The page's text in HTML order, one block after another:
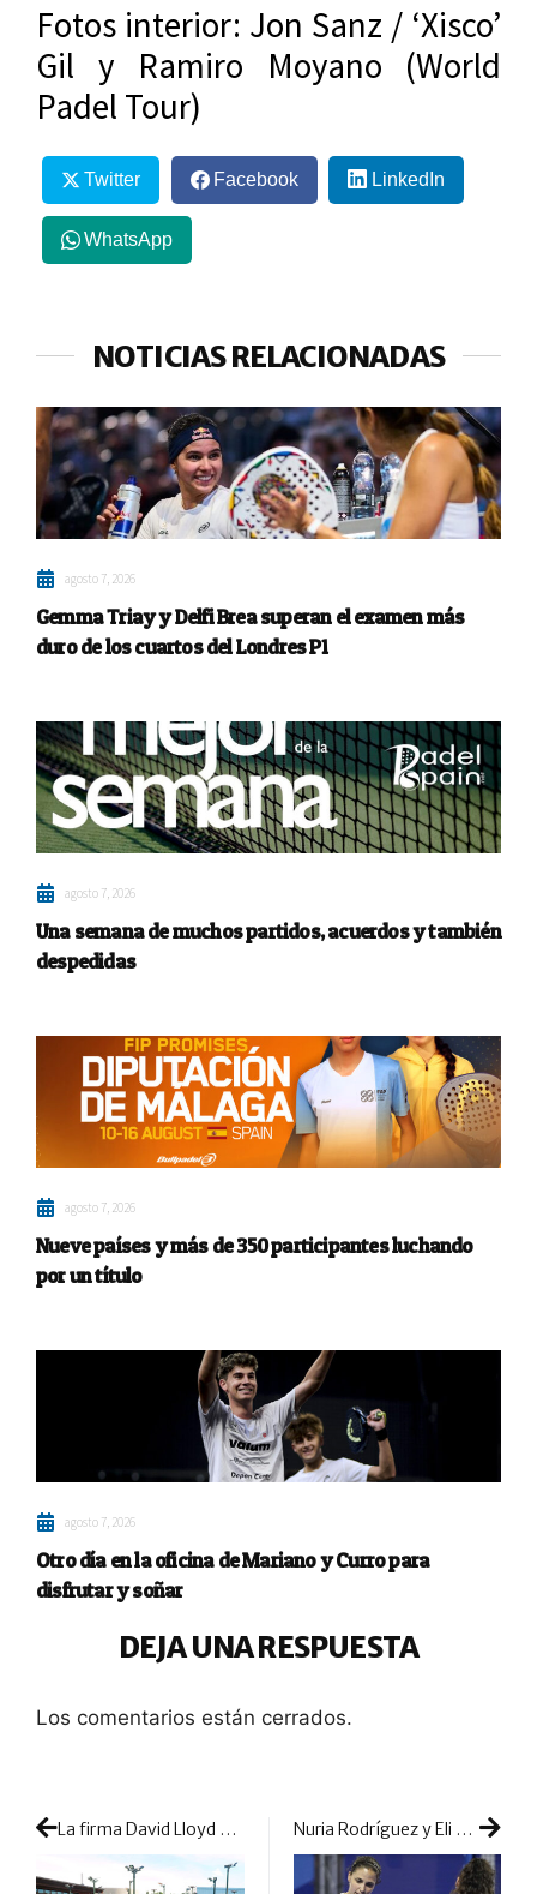
Fotos interior: Jon Sanz / ‘Xisco’
Gil y Ramiro Moyano (World
Padel Tour)
Twitter Facebook LinkedIn
WhatsApp
NOTICIAS RELACIONADAS
agosto 7, 2026
Gemma Triay y Delfi Brea superan el examen más
duro de los cuartos del Londres P1
agosto 7, 2026
Una semana de muchos partidos, acuerdos y también
despedidas
agosto 7, 2026
Nueve países y más de 350 participantes luchando
por un título
agosto 7, 2026
Otro día en la oficina de Mariano y Curro para
disfrutar y soñar
DEJA UNA RESPUESTA
Los comentarios están cerrados.
La firma David Lloyd se hace con los gimnasios Reebok Sports Club Nuria Rodríguez y Eli Amatriaín logran estrenar su casillero de victorias pero con muchos obstáculos